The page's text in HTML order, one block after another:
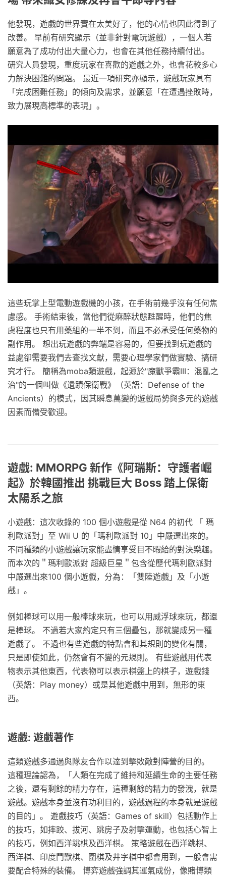
他發現，遊戲的世界實在太美好了，他的心情也因此得到了
改善。 早前有研究顯示（並非針對電玩遊戲），一個人若
願意為了成功付出大量心力，也會在其他任務持續付出。
研究人員發現，重度玩家在喜歡的遊戲之外，也會花較多心
力解決困難的問題。 最近一項研究亦顯示，遊戲玩家具有
「完成困難任務」的傾向及需求，並願意「在遭遇挫敗時，
致力展現高標準的表現」。
這些玩掌上型電動遊戲機的小孩，在手術前幾乎沒有任何焦
慮感。 手術結束後，當他們從麻醉狀態甦醒時，他們的焦
慮程度也只有用藥組的一半不到，而且不必承受任何藥物的
副作用。 想出玩遊戲的弊端是容易的，但要找到玩遊戲的
益處卻需要我們去查找文獻，需要心理學家們做實驗、搞研
究才行。 簡稱為moba類遊戲，起源於"魔獸爭霸III：混亂之
治"的一個叫做《遺蹟保衛戰》（英語：Defense of the
Ancients）的模式，因其瞬息萬變的遊戲局勢與多元的遊戲
因素而備受歡迎。
遊戲: MMORPG 新作《阿瑞斯：守護者崛
起》於韓國推出 挑戰巨大 Boss 踏上保衛
太陽系之旅
小遊戲：這次收錄的 100 個小遊戲是從 N64 的初代 「 瑪
利歐派對」至 Wii U 的「瑪利歐派對 10」中嚴選出來的。
不同種類的小遊戲讓玩家能盡情享受目不暇給的對決樂趣。
而本次的＂瑪利歐派對 超級巨星＂包含從歷代瑪利歐派對
中嚴選出來100 個小遊戲，分為：「雙陸遊戲」及「小遊
戲」。
例如棒球可以用一般棒球來玩，也可以用威浮球來玩，都還
是棒球。 不過若大家約定只有三個壘包，那就變成另一種
遊戲了。 不過也有些遊戲的特點會和其規則的變化有關，
只是即使如此，仍然會有不變的元規則。 有些遊戲用代表
物表示其他東西，代表物可以表示棋盤上的棋子，遊戲錢
（英語：Play money）或是其他遊戲中用到，無形的東
西。
遊戲: 遊戲著作
這類遊戲多通過與隊友合作以達到擊敗敵對陣營的目的。
這種理論認為，「人類在完成了維持和延續生命的主要任務
之後，還有剩餘的精力存在，這種剩餘的精力的發洩，就是
遊戲。遊戲本身並沒有功利目的，遊戲過程的本身就是遊戲
的目的」。 遊戲技巧（英語：Games of skill）包括動作上
的技巧，如摔跤、拔河、跳房子及射擊運動，也包括心智上
的技巧，例如西洋跳棋及西洋棋。 策略遊戲在西洋跳棋、
西洋棋、印度鬥獸棋、圍棋及井字棋中都會用到，一般會需
要配合特殊的裝備。 博弈遊戲強調其運氣成份，像賭博類